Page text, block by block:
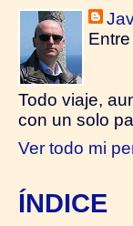
Todo viaje,
con un solo
Ver todo mi
ÍNDICE